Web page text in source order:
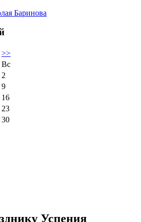
Баринова
>>
Вс
2
9
16
23
30
Успения